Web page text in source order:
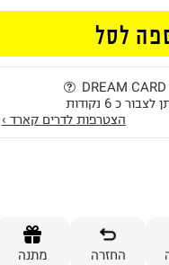
לסל
כ 6 נקודות
הצטרפות לדרים קארד ›
החזרה מתנה